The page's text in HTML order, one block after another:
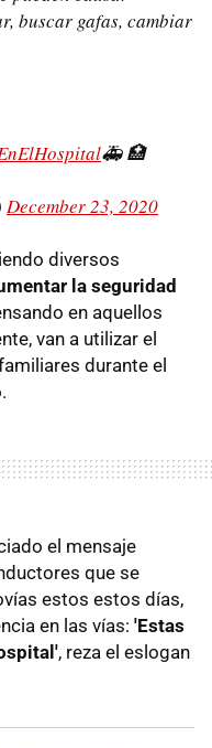
buscar gafas, cambiar
🚑 🏥
December 23, 2020
diversos
la seguridad
en aquellos
van a utilizar el
durante el
el mensaje
que se
estos estos días,
en las vías: 'Estas
, reza el eslogan